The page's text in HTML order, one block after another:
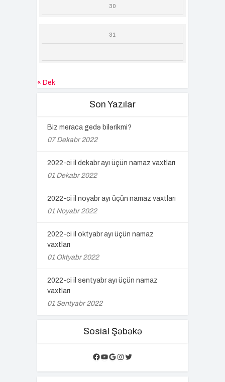
30
31
« Dek
Son Yazılar
Biz meraca gedə bilərikmi?
07 Dekabr 2022
2022-ci il dekabr ayı üçün namaz vaxtları
01 Dekabr 2022
2022-ci il noyabr ayı üçün namaz vaxtları
01 Noyabr 2022
2022-ci il oktyabr ayı üçün namaz
vaxtları
01 Oktyabr 2022
2022-ci il sentyabr ayı üçün namaz
vaxtları
01 Sentyabr 2022
Sosial Şəbəkə
Facebook
YouTube
Google
Instagram
Twitter